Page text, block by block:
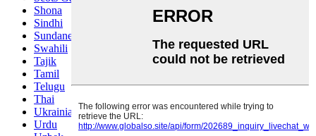
Shona
Sindhi
Sundanese
Swahili
Tajik
Tamil
Telugu
Thai
Ukrainian
Urdu